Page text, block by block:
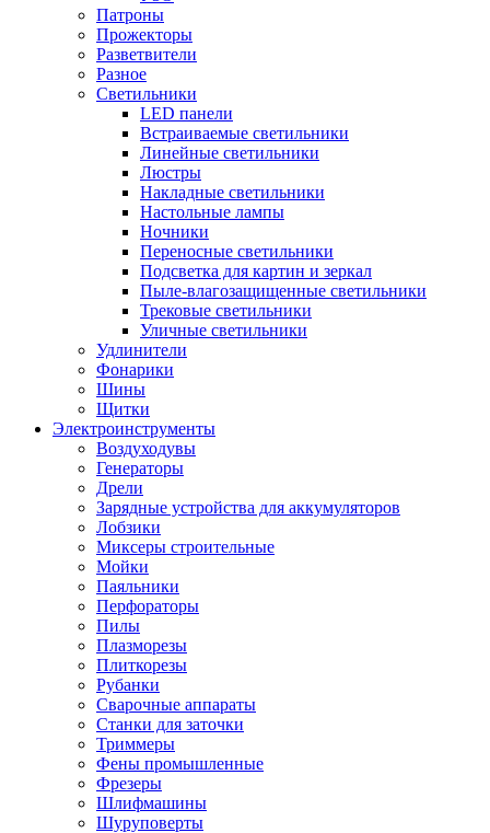
Патроны
Прожекторы
Разветвители
Разное
Светильники
LED панели
Встраиваемые светильники
Линейные светильники
Люстры
Накладные светильники
Настольные лампы
Ночники
Переносные светильники
Подсветка для картин и зеркал
Пыле-влагозащищенные светильники
Трековые светильники
Уличные светильники
Удлинители
Фонарики
Шины
Щитки
Электроинструменты
Воздуходувы
Генераторы
Дрели
Зарядные устройства для аккумуляторов
Лобзики
Миксеры строительные
Мойки
Паяльники
Перфораторы
Пилы
Плазморезы
Плиткорезы
Рубанки
Сварочные аппараты
Станки для заточки
Триммеры
Фены промышленные
Фрезеры
Шлифмашины
Шуруповерты